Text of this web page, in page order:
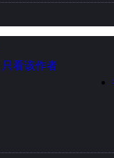
只看该作者